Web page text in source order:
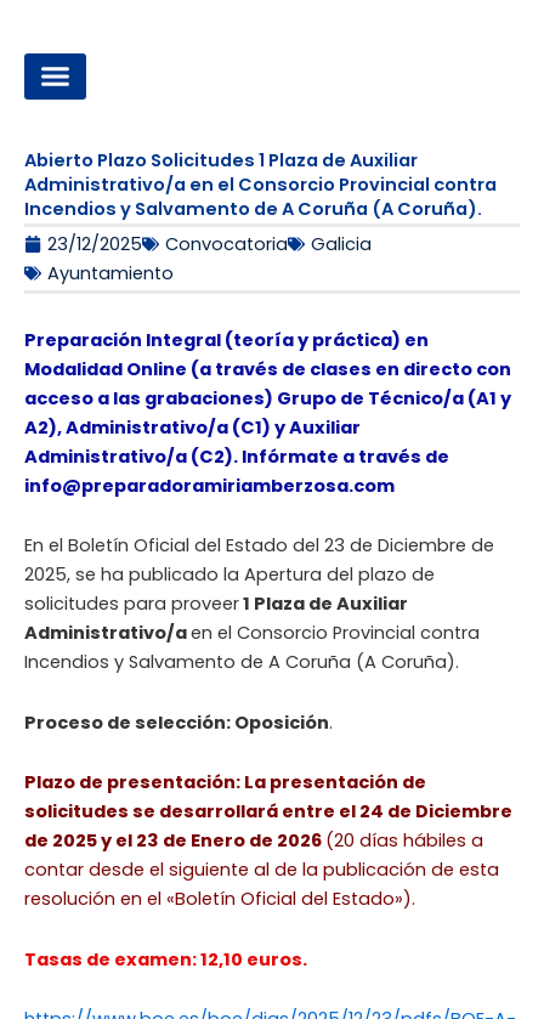
contenido
Abierto Plazo Solicitudes 1 Plaza de Auxiliar
Administrativo/a en el Consorcio Provincial contra
Incendios y Salvamento de A Coruña (A Coruña).
23/12/2025
Convocatoria
Galicia
Ayuntamiento
Preparación Integral (teoría y práctica) en
Modalidad Online (a través de clases en directo con
acceso a las grabaciones) Grupo de Técnico/a (A1 y
A2), Administrativo/a (C1) y Auxiliar
Administrativo/a (C2). Infórmate a través de
info@preparadoramiriamberzosa.com
En el Boletín Oficial del Estado del 23 de Diciembre de
2025, se ha publicado la Apertura del plazo de
solicitudes para proveer1 Plaza de Auxiliar
Administrativo/aen el Consorcio Provincial contra
Incendios y Salvamento de A Coruña (A Coruña).
Proceso de selección: Oposición.
Plazo de presentación: La presentación de
solicitudes se desarrollará entre el 24 de Diciembre
de 2025 y el 23 de Enero de 2026 (20 días hábiles a
contar desde el siguiente al de la publicación de esta
resolución en el «Boletín Oficial del Estado»).
Tasas de examen: 12,10 euros.